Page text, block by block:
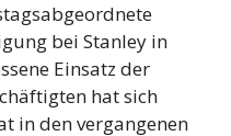
bei Stanley in
Einsatz der
hat sich
in den vergangenen